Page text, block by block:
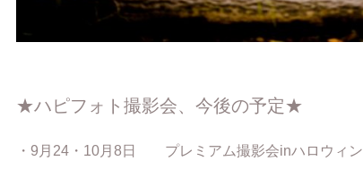
★ハピフォト撮影会、今後の予定★
・9月24・10月8日 プレミアム撮影会inハロウィン